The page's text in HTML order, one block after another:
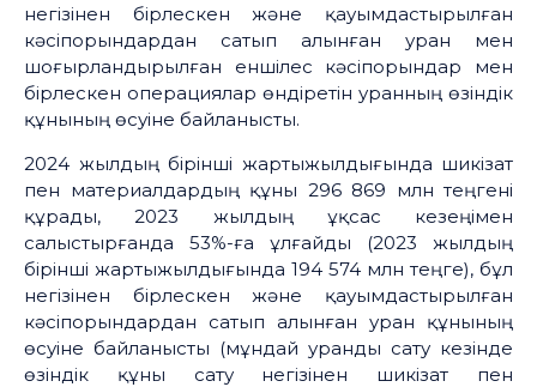
негізінен бірлескен және қауымдастырылған
кәсіпорындардан сатып алынған уран мен
шоғырландырылған еншілес кәсіпорындар мен
бірлескен операциялар өндіретін уранның өзіндік
құнының өсуіне байланысты.
2024 жылдың бірінші жартыжылдығында шикізат
пен материалдардың құны 296 869 млн теңгені
құрады, 2023 жылдың ұқсас кезеңімен
салыстырғанда 53%-ға ұлғайды (2023 жылдың
бірінші жартыжылдығында 194 574 млн теңге), бұл
негізінен бірлескен және қауымдастырылған
кәсіпорындардан сатып алынған уран құнының
өсуіне байланысты (мұндай уранды сату кезінде
өзіндік құны сату негізінен шикізат пен